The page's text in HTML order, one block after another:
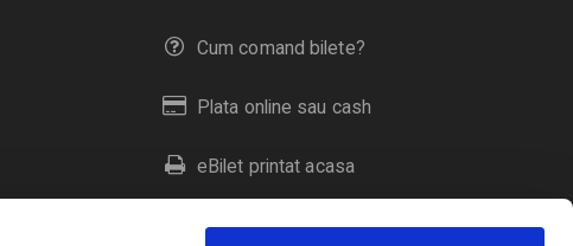
Cum comand bilete?
Plata online sau cash
eBilet printat acasa
Livrare prin curier